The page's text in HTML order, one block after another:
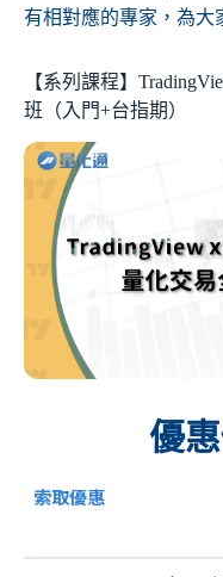
有相對應的專家，為大
【系列課程】
班（入門+台指期）
優
索取優惠